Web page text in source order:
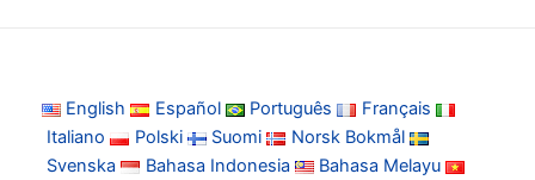
English Español Português
Français
Italiano
Polski Suomi
Norsk Bokmål
Svenska
Bahasa Indonesia
Bahasa Melayu